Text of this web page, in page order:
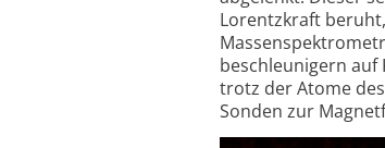
Lorentzkraft
beschleunigern auf
trotz der Atome
Sonden zur